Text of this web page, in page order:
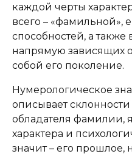
каждой черты
всего – «фамильной»,
способностей, а также
напрямую зависящих
собой его поколение.
Нумерологическое
описывает
обладателя фамилии,
характера и
значит – его прошлое,